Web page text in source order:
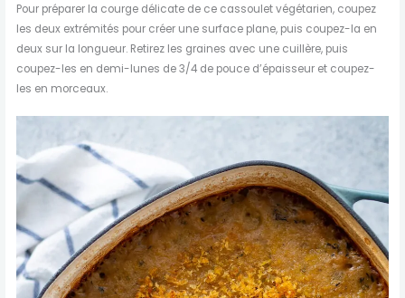
Pour préparer la courge délicate de ce cassoulet végétarien, coupez
les deux extrémités pour créer une surface plane, puis coupez-la en
deux sur la longueur. Retirez les graines avec une cuillère, puis
coupez-les en demi-lunes de 3/4 de pouce d’épaisseur et coupez-
les en morceaux.